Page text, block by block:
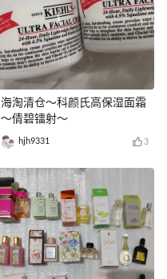
海淘清仓～科颜氏高保湿面霜
～倩碧镭射～
hjh9331 3